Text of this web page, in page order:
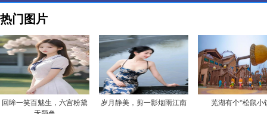
热门图片
回眸一笑百魅生，六宫粉黛
岁月静美，剪一影烟雨江南 芜湖有个“松鼠小